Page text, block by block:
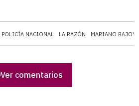
POLICÍA NACIONAL LA RAZÓN MARIANO RAJOY
Ver comentarios